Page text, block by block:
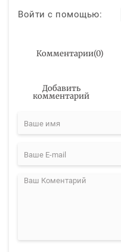
Войти с помощью:
Комментарии(0)
Добавить
комментарий